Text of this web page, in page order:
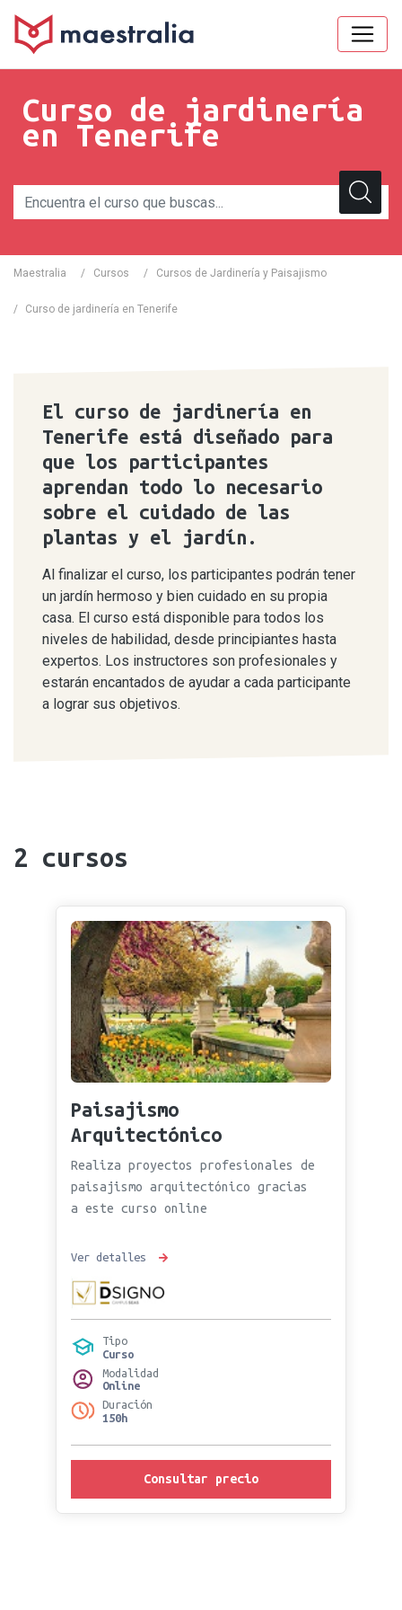
Curso de jardinería
en Tenerife
Maestralia / Cursos / Cursos de Jardinería y Paisajismo
/ Curso de jardinería en Tenerife
El curso de jardinería en
Tenerife está diseñado para
que los participantes
aprendan todo lo necesario
sobre el cuidado de las
plantas y el jardín.
Al finalizar el curso, los participantes podrán tener
un jardín hermoso y bien cuidado en su propia
casa. El curso está disponible para todos los
niveles de habilidad, desde principiantes hasta
expertos. Los instructores son profesionales y
estarán encantados de ayudar a cada participante
a lograr sus objetivos.
2 cursos
Paisajismo
Arquitectónico
Realiza proyectos profesionales de
paisajismo arquitectónico gracias
a este curso online
Ver detalles
Tipo
Curso
Modalidad
Online
Duración
150h
Consultar precio